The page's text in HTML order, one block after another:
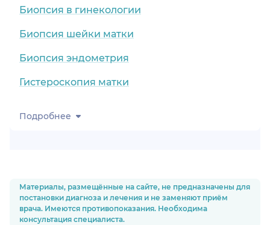
Биопсия в гинекологии
Биопсия шейки матки
Биопсия эндометрия
Гистероскопия матки
Подробнее
Материалы, размещённые на сайте, не предназначены для
постановки диагноза и лечения и не заменяют приём
врача. Имеются противопоказания. Необходима
консультация специалиста.